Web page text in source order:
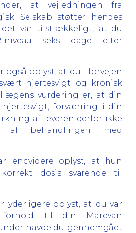
at vejledningen fra
Selskab støtter hendes
var tilstrækkeligt, at du
seks dage efter
også oplyst, at du i forvejen
hjertesvigt og kronisk
vurdering er, at din
forværring i din
af leveren derfor ikke
af behandlingen med
endvidere oplyst, at hun
dosis svarende til
yderligere oplyst, at du var
forhold til din Marevan
havde du gennemgået